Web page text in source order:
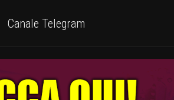
Canale Telegram